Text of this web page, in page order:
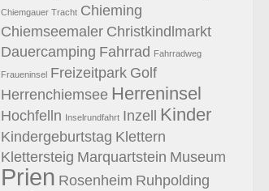
Chiemgauer Tracht Chieming
Chiemseemaler Christkindlmarkt
Dauercamping Fahrrad Fahrradweg
Fraueninsel Freizeitpark Golf
Herrenchiemsee Herreninsel
Hochfelln Inselrundfahrt Inzell Kinder
Kindergeburtstag Klettern
Klettersteig Marquartstein Museum
Prien Rosenheim Ruhpolding